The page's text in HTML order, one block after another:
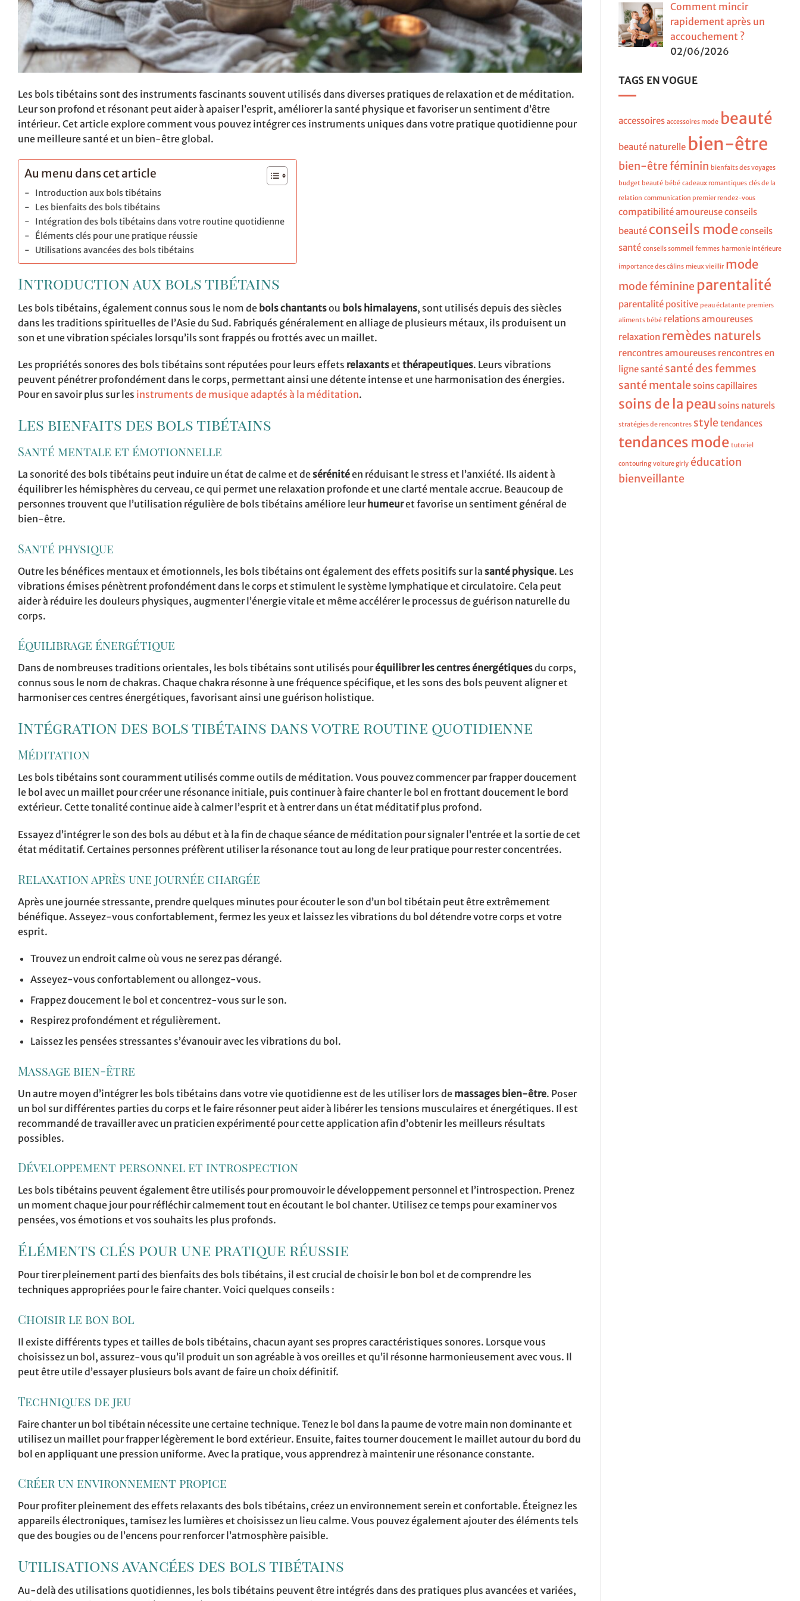
Les bols tibétains sont des instruments fascinants souvent utilisés dans diverses pratiques de relaxation et de méditation.
Leur son profond et résonant peut aider à apaiser l’esprit, améliorer la santé physique et favoriser un sentiment d’être
intérieur. Cet article explore comment vous pouvez intégrer ces instruments uniques dans votre pratique quotidienne pour
une meilleure santé et un bien-être global.
Au menu dans cet article
Introduction aux bols tibétains
Les bienfaits des bols tibétains
Intégration des bols tibétains dans votre routine quotidienne
Éléments clés pour une pratique réussie
Utilisations avancées des bols tibétains
Introduction aux bols tibétains
Les bols tibétains, également connus sous le nom de bols chantantsou bols himalayens, sont utilisés depuis des siècles
dans les traditions spirituelles de l’Asie du Sud. Fabriqués généralement en alliage de plusieurs métaux, ils produisent un
son et une vibration spéciales lorsqu’ils sont frappés ou frottés avec un maillet.
Les propriétés sonores des bols tibétains sont réputées pour leurs effets relaxantsetthérapeutiques. Leurs vibrations
peuvent pénétrer profondément dans le corps, permettant ainsi une détente intense et une harmonisation des énergies.
Pour en savoir plus sur les instruments de musique adaptés à la méditation.
Les bienfaits des bols tibétains
Santé mentale et émotionnelle
La sonorité des bols tibétains peut induire un état de calme et de sérénitéen réduisant le stress et l’anxiété. Ils aident à
équilibrer les hémisphères du cerveau, ce qui permet une relaxation profonde et une clarté mentale accrue. Beaucoup de
personnes trouvent que l’utilisation régulière de bols tibétains améliore leurhumeuret favorise un sentiment général de
bien-être.
Santé physique
Outre les bénéfices mentaux et émotionnels, les bols tibétains ont également des effets positifs sur la santé physique. Les
vibrations émises pénètrent profondément dans le corps et stimulent le système lymphatique et circulatoire. Cela peut
aider à réduire les douleurs physiques, augmenter l’énergie vitale et même accélérer le processus de guérison naturelle du
corps.
Équilibrage énergétique
Dans de nombreuses traditions orientales, les bols tibétains sont utilisés pouréquilibrer les centres énergétiquesdu corps,
connus sous le nom de chakras. Chaque chakra résonne à une fréquence spécifique, et les sons des bols peuvent aligner et
harmoniser ces centres énergétiques, favorisant ainsi une guérison holistique.
Intégration des bols tibétains dans votre routine quotidienne
Méditation
Les bols tibétains sont couramment utilisés comme outils de méditation. Vous pouvez commencer par frapper doucement
le bol avec un maillet pour créer une résonance initiale, puis continuer à faire chanter le bol en frottant doucement le bord
extérieur. Cette tonalité continue aide à calmer l’esprit et à entrer dans un état méditatif plus profond.
Essayez d’intégrer le son des bols au début et à la fin de chaque séance de méditation pour signaler l’entrée et la sortie de cet
état méditatif. Certaines personnes préfèrent utiliser la résonance tout au long de leur pratique pour rester concentrées.
Relaxation après une journée chargée
Après une journée stressante, prendre quelques minutes pour écouter le son d’un bol tibétain peut être extrêmement
bénéfique. Asseyez-vous confortablement, fermez les yeux et laissez les vibrations du bol détendre votre corps et votre
esprit.
Trouvez un endroit calme où vous ne serez pas dérangé.
Asseyez-vous confortablement ou allongez-vous.
Frappez doucement le bol et concentrez-vous sur le son.
Respirez profondément et régulièrement.
Laissez les pensées stressantes s’évanouir avec les vibrations du bol.
Massage bien-être
Un autre moyen d’intégrer les bols tibétains dans votre vie quotidienne est de les utiliser lors de massages bien-être. Poser
un bol sur différentes parties du corps et le faire résonner peut aider à libérer les tensions musculaires et énergétiques. Il est
recommandé de travailler avec un praticien expérimenté pour cette application afin d’obtenir les meilleurs résultats
possibles.
Développement personnel et introspection
Les bols tibétains peuvent également être utilisés pour promouvoir le développement personnel et l’introspection. Prenez
un moment chaque jour pour réfléchir calmement tout en écoutant le bol chanter. Utilisez ce temps pour examiner vos
pensées, vos émotions et vos souhaits les plus profonds.
Éléments clés pour une pratique réussie
Pour tirer pleinement parti des bienfaits des bols tibétains, il est crucial de choisir le bon bol et de comprendre les
techniques appropriées pour le faire chanter. Voici quelques conseils :
Choisir le bon bol
Il existe différents types et tailles de bols tibétains, chacun ayant ses propres caractéristiques sonores. Lorsque vous
choisissez un bol, assurez-vous qu’il produit un son agréable à vos oreilles et qu’il résonne harmonieusement avec vous. Il
peut être utile d’essayer plusieurs bols avant de faire un choix définitif.
Techniques de jeu
Faire chanter un bol tibétain nécessite une certaine technique. Tenez le bol dans la paume de votre main non dominante et
utilisez un maillet pour frapper légèrement le bord extérieur. Ensuite, faites tourner doucement le maillet autour du bord du
bol en appliquant une pression uniforme. Avec la pratique, vous apprendrez à maintenir une résonance constante.
Créer un environnement propice
Pour profiter pleinement des effets relaxants des bols tibétains, créez un environnement serein et confortable. Éteignez les
appareils électroniques, tamisez les lumières et choisissez un lieu calme. Vous pouvez également ajouter des éléments tels
que des bougies ou de l’encens pour renforcer l’atmosphère paisible.
Utilisations avancées des bols tibétains
Au-delà des utilisations quotidiennes, les bols tibétains peuvent être intégrés dans des pratiques plus avancées et variées,
Comment mincir
rapidement après un
accouchement ?
02/06/2026
TAGS EN VOGUE
accessoires accessoires mode beauté
beauté naturelle bien-être
bien-être féminin bienfaits des voyages
budget beauté bébé cadeaux romantiques clés de la
relation communication premier rendez-vous
compatibilité amoureuseconseils
beauté conseils modeconseils
santé conseils sommeil femmes harmonie intérieure
importance des câlins mieux vieillir mode
mode féminine parentalité
parentalité positive peau éclatante premiers
aliments bébé relations amoureuses
relaxation remèdes naturels
rencontres amoureuses rencontres en
ligne santé santé des femmes
santé mentale soins capillaires
soins de la peau soins naturels
stratégies de rencontres style tendances
tendances mode tutoriel
contouring voiture girly éducation
bienveillante